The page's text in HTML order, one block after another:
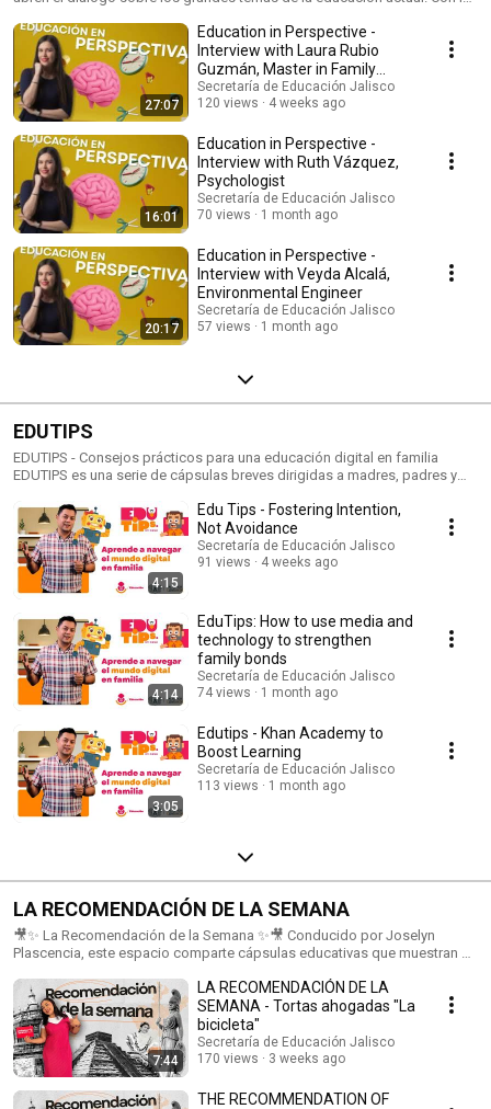
especialistas, directivos y docentes que comparten experiencias, retos y
propuestas para fortalecer la comunidad educativa en Jalisco. Aquí
encontrarás ideas que inspiran, proyectos que transforman y
perspectivas que enriquecen la enseñanza y el aprendizaje. 🌟
#EducacionEnPerspectiva #EducacionJalisco #AlEstiloJalisco
#ComunidadEducativa
27:07
Education in Perspective -
Interview with Laura Rubio
Guzmán, Master in Family
Education Sciences
Secretaría de Educación Jalisco
120 views
4 weeks ago
16:01
Education in Perspective -
Interview with Ruth Vázquez,
Psychologist
Secretaría de Educación Jalisco
70 views
1 month ago
20:17
Education in Perspective -
Interview with Veyda Alcalá,
Environmental Engineer
Secretaría de Educación Jalisco
57 views
1 month ago
EDUTIPS
EDUTIPS - Consejos prácticos para una educación digital en familia
EDUTIPS es una serie de cápsulas breves dirigidas a madres, padres y
seguro y consciente de la tecnología en casa. En cada episodio, Xavier
Alain, colaborador de Alfabetización Digital, comparte ideas claras y
útiles para fortalecer la convivencia familiar en la era digital: desde cómo
cuidar la seguridad en línea, hasta cuándo es buen momento para
introducir herramientas como la inteligencia artificial. Porque educar
también es adaptarse, dialogar y crecer en comunidad.
4:15
Edu Tips - Fostering Intention,
Not Avoidance
Secretaría de Educación Jalisco
91 views
4 weeks ago
4:14
EduTips: How to use media and
technology to strengthen
family bonds
Secretaría de Educación Jalisco
74 views
1 month ago
3:05
Edutips - Khan Academy to
Boost Learning
Secretaría de Educación Jalisco
113 views
1 month ago
LA RECOMENDACIÓN DE LA SEMANA
🎥✨ La Recomendación de la Semana ✨🎥 Conducido por Joselyn
Plascencia, este espacio comparte cápsulas educativas que muestran el
en Jalisco. Aquí descubrirás: ✅ Experiencias inspiradoras de nuestra
comunidad educativa ✅ Innovaciones que transforman la enseñanza ✅
Lugares de interés que fortalecen el aprendizaje en nuestro estado 🙌
Este programa es un reconocimiento a lo que todas y todos construimos
juntos por la educación. 📺 ¡Dale play y acompáñanos en esta conexión
con el saber! #RecomendaciónDeLaSemana #JaliscoAprende
#EducaciónJalisco #SEJ #InnovaciónEducativa #ComunidadEducativa
7:44
LA RECOMENDACIÓN DE LA
SEMANA - Tortas ahogadas "La
bicicleta"
Secretaría de Educación Jalisco
170 views
3 weeks ago
THE RECOMMENDATION OF